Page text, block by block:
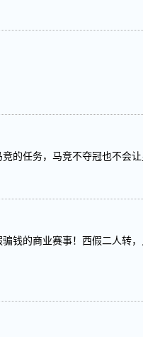
的任务，马竞不夺冠也不会
钱的商业赛事！西假二人转